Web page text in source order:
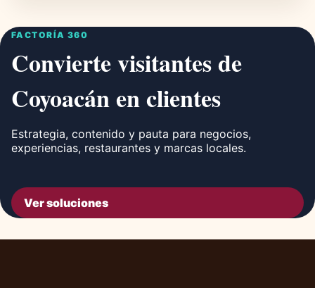
FACTORÍA 360
Convierte visitantes de
Coyoacán en clientes
Estrategia, contenido y pauta para negocios,
experiencias, restaurantes y marcas locales.
Ver soluciones